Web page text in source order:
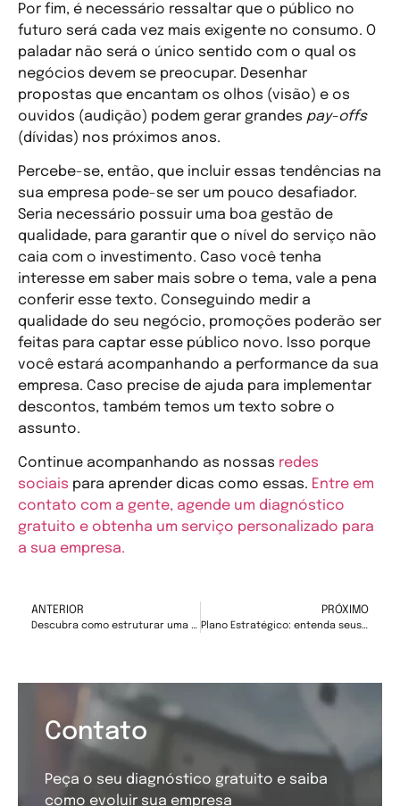
Por fim, é necessário ressaltar que o público no
futuro será cada vez mais exigente no consumo. O
paladar não será o único sentido com o qual os
negócios devem se preocupar. Desenhar
propostas que encantam os olhos (visão) e os
ouvidos (audição) podem gerar grandes pay-offs
(dívidas) nos próximos anos.
Percebe-se, então, que incluir essas tendências na
sua empresa pode-se ser um pouco desafiador.
Seria necessário possuir uma boa gestão de
qualidade, para garantir que o nível do serviço não
caia com o investimento. Caso você tenha
interesse em saber mais sobre o tema, vale a pena
conferir esse texto. Conseguindo medir a
qualidade do seu negócio, promoções poderão ser
feitas para captar esse público novo. Isso porque
você estará acompanhando a performance da sua
empresa. Caso precise de ajuda para implementar
descontos, também temos um texto sobre o
assunto.
Continue acompanhando as nossas redes
sociais para aprender dicas como essas. Entre em
contato com a gente, agende um diagnóstico
gratuito e obtenha um serviço personalizado para
a sua empresa.
ANTERIOR
Descubra como estruturar uma cadeia de valor
PRÓXIMO
Plano Estratégico: entenda seus benefícios
Contato
Peça o seu diagnóstico gratuito e saiba
como evoluir sua empresa